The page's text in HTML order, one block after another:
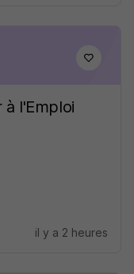
l'Emploi
il y a 2 heures